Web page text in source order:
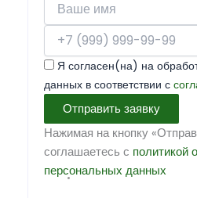
Я согласен(на) на
данных в соответствии с
Отправить заявку
Нажимая на кнопку
соглашаетесь с политикой
персональных данных